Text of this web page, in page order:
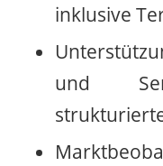
inklusive
und